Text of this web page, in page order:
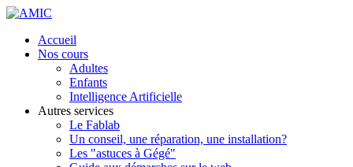
Accueil
Nos cours
Adultes
Enfants
Intelligence Artificielle
Autres services
Le Fablab
Un conseil, une réparation, une installation?
Les "astuces à Gégé"
précédente
précédent
suivante
suivant